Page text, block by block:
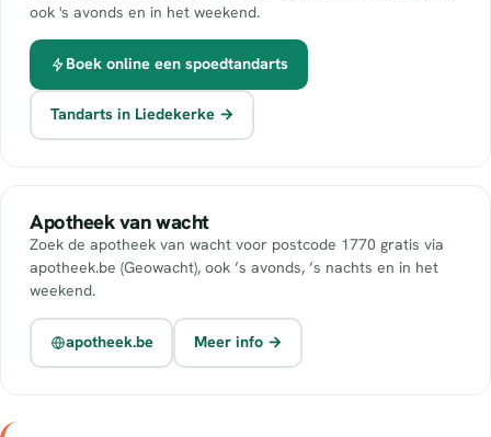
ook 's avonds en in het weekend.
Boek online een spoedtandarts
Tandarts in Liedekerke →
Apotheek van wacht
Zoek de apotheek van wacht voor postcode 1770 gratis via
apotheek.be (Geowacht), ook ’s avonds, ’s nachts en in het
weekend.
apotheek.be Meer info →